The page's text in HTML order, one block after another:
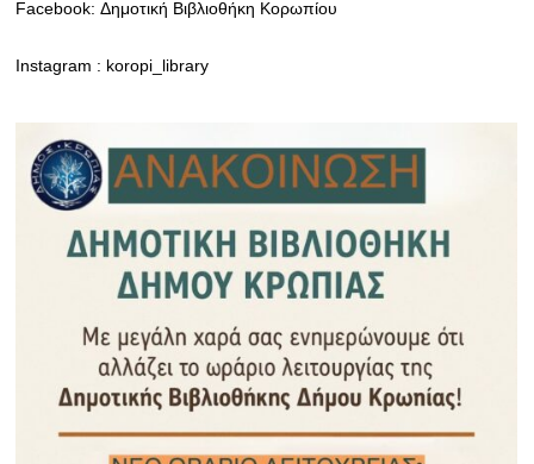
Facebook: Δημοτική Βιβλιοθήκη Κορωπίου
Instagram : koropi_library